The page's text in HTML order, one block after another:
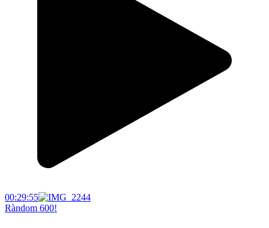
00:29:55
Ràndom 600!